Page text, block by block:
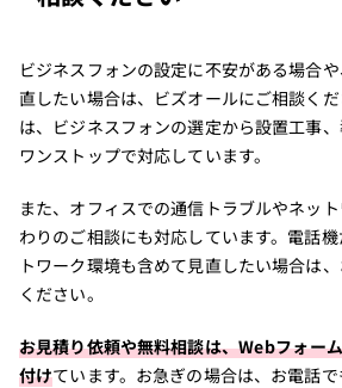
ビジネスフォンの設定に不安がある場合
直したい場合は、ビズオールにご相談く
は、ビジネスフォンの選定から設置工事
ワンストップで対応しています。
また、オフィスでの通信トラブルやネッ
わりのご相談にも対応しています。電話
トワーク環境も含めて見直したい場合は
ください。
お見積り依頼や無料相談は、Webフォー
付けています。お急ぎの場合は、お電話